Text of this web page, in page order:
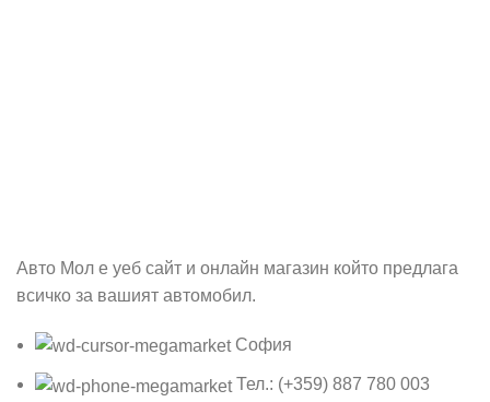
Авто Мол е уеб сайт и онлайн магазин който предлага
всичко за вашият автомобил.
София
Тел.: (+359) 887 780 003